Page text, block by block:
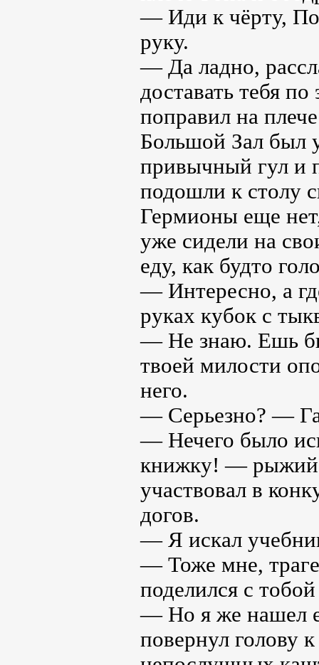
— Иди к чёрту,
руку.
— Да ладно,
доставать тебя
поправил на
Большой Зал был
привычный гул и
подошли к столу
Гермионы еще
уже сидели на
еду, как будто
— Интересно, а
руках кубок с
— Не знаю. Ешь
твоей милости
него.
— Серьезно? —
— Нечего было
книжку! — рыжий
участвовал в
догов.
— Я искал
— Тоже мне,
поделился с
— Но я же нашел
повернул голову